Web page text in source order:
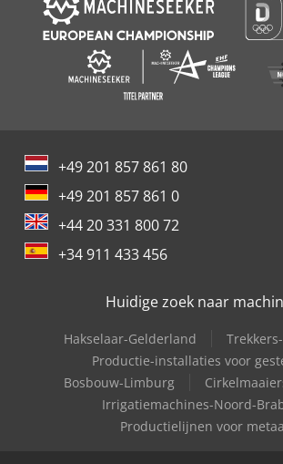
+49 201 857 861 80
+49 201 857 861 0
+44 20 331 800 72
+34 911 433 456
Huidige zoek naar
Hakselaar-Gelderland
Productie-installaties voor
Bosbouw-Limburg
Irrigatiemachines-Noord-
Productielijnen voor